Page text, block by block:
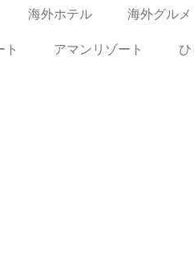
海外ホテル 海外グルメ
ト アマンリゾート